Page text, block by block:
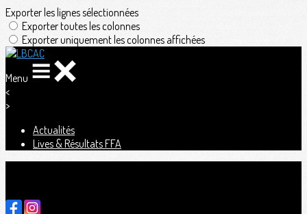
Exporter les lignes sélectionnées
Exporter toutes les colonnes
Exporter uniquement les colonnes affichées
Menu
<
>
Actualités
Lives & Résultats FFA